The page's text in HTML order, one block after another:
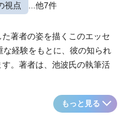
視点 ...他7件
著者の姿を描くこのエッセ
経験をもとに、彼の知られ
。著者は、池波氏の執筆活
もっと見る